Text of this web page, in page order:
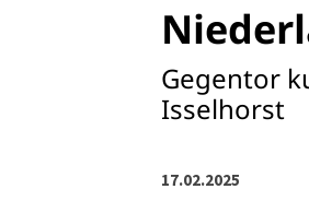
Gegentor
Isselhorst
17.02.2025